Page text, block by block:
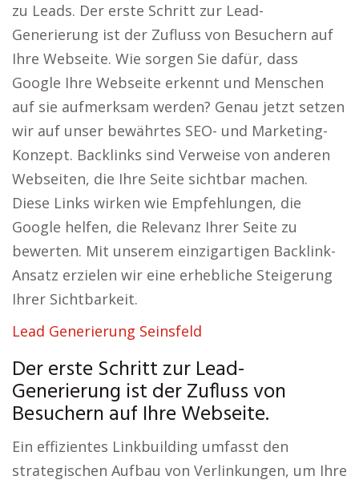
zu Leads. Der erste Schritt zur Lead-
Generierung ist der Zufluss von Besuchern auf
Ihre Webseite. Wie sorgen Sie dafür, dass
Google Ihre Webseite erkennt und Menschen
auf sie aufmerksam werden? Genau jetzt setzen
wir auf unser bewährtes SEO- und Marketing-
Konzept. Backlinks sind Verweise von anderen
Webseiten, die Ihre Seite sichtbar machen.
Diese Links wirken wie Empfehlungen, die
Google helfen, die Relevanz Ihrer Seite zu
bewerten. Mit unserem einzigartigen Backlink-
Ansatz erzielen wir eine erhebliche Steigerung
Ihrer Sichtbarkeit.
Lead Generierung Seinsfeld
Der erste Schritt zur Lead-
Generierung ist der Zufluss von
Besuchern auf Ihre Webseite.
Ein effizientes Linkbuilding umfasst den
strategischen Aufbau von Verlinkungen, um Ihre